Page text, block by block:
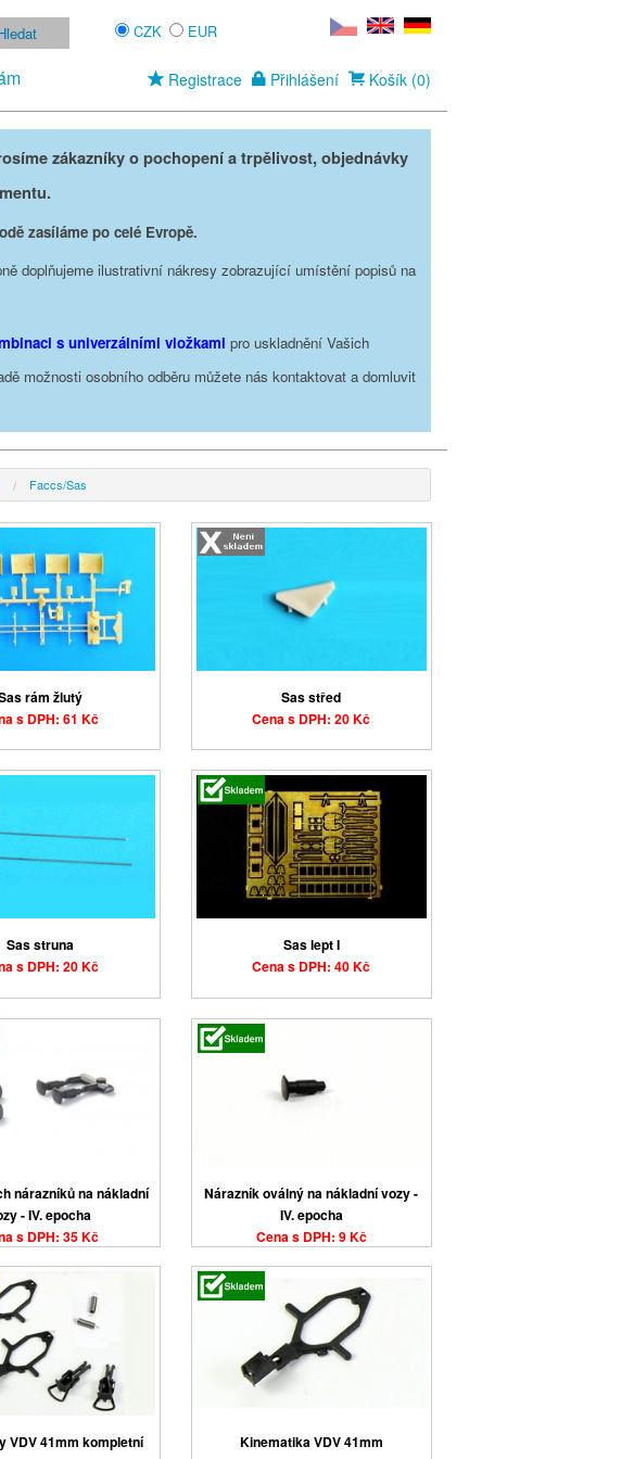
CZK EUR
Registrace Přihlášení Košík (0)
zákazníky o pochopení a trpělivost, objednávky
zasíláme po celé Evropě.
doplňujeme ilustrativní nákresy zobrazující umístění popisů na
s univerzálními vložkami pro uskladnění Vašich
možnosti osobního odběru můžete nás kontaktovat a domluvit
Faccs/Sas
rám žlutý
s DPH: 61 Kč
Sas střed
Cena s DPH: 20 Kč
Sas struna
s DPH: 20 Kč
Sas lept I
Cena s DPH: 40 Kč
nárazníků na nákladní
- IV. epocha
s DPH: 35 Kč
Nárazník oválný na nákladní vozy -
IV. epocha
Cena s DPH: 9 Kč
VDV 41mm kompletní
Kinematika VDV 41mm